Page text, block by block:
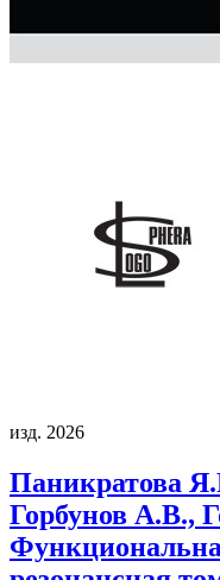
изд. 2026
Паникратова
Горбунов А.В.,